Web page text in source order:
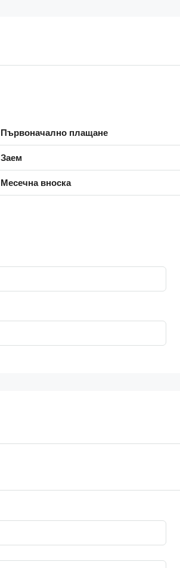
Първоначално плащане
Заем
Месечна вноска